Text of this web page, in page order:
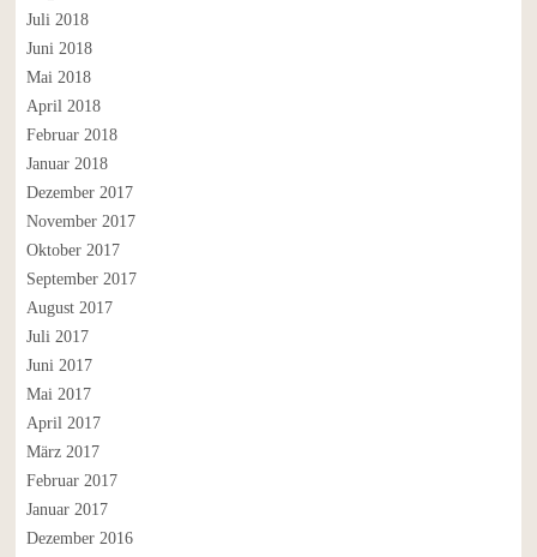
Juli 2018
Juni 2018
Mai 2018
April 2018
Februar 2018
Januar 2018
Dezember 2017
November 2017
Oktober 2017
September 2017
August 2017
Juli 2017
Juni 2017
Mai 2017
April 2017
März 2017
Februar 2017
Januar 2017
Dezember 2016